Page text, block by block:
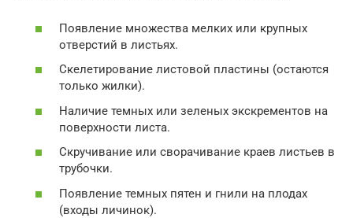
Появление множества мелких или крупных
отверстий в листьях.
Скелетирование листовой пластины (остаются
только жилки).
Наличие темных или зеленых экскрементов на
поверхности листа.
Скручивание или сворачивание краев листьев в
трубочки.
Появление темных пятен и гнили на плодах
(входы личинок).